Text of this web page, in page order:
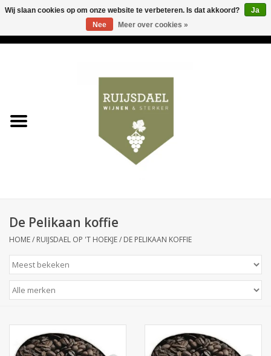
& sterker
Contact
Relatiegeschenken
De Pelikaan koffie
HOME/ RUIJSDAEL OP 'T HOEKJE/ DE PELIKAAN KOFFIE
Wij slaan cookies op om onze website te verbeteren. Is dat akkoord?
Ja
Nee
Meer over cookies »